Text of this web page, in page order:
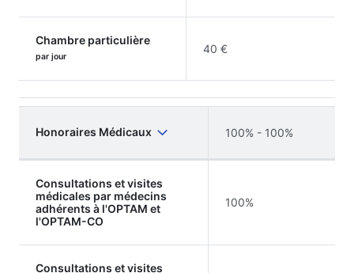
Chambre particulière
par jour
40 €
Honoraires Médicaux 100% - 100%
Consultations et visites
médicales par médecins
adhérents à l'OPTAM et
l'OPTAM-CO
100%
Consultations et visites